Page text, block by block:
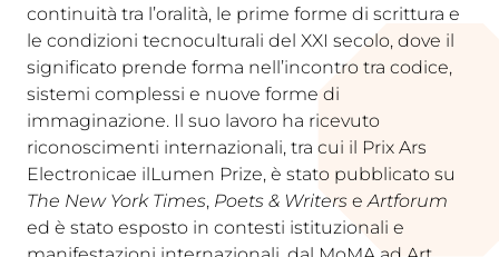
continuità tra l’oralità, le prime forme di scrittura e
le condizioni tecnoculturali del XXI secolo, dove il
significato prende forma nell’incontro tra codice,
sistemi complessi e nuove forme di
immaginazione. Il suo lavoro ha ricevuto
riconoscimenti internazionali, tra cui il Prix Ars
Electronicae ilLumen Prize, è stato pubblicato su
The New York Times, Poets & Writers eArtforum
ed è stato esposto in contesti istituzionali e